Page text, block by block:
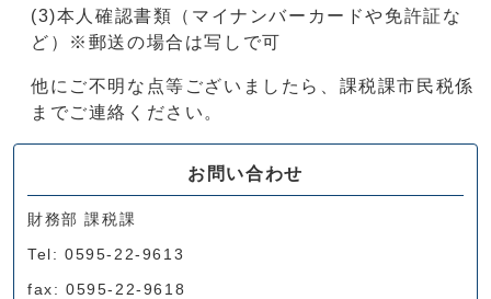
(3)本人確認書類（マイナンバーカードや免許証な
ど）※郵送の場合は写しで可
他にご不明な点等ございましたら、課税課市民税係
までご連絡ください。
お問い合わせ
財務部 課税課
Tel: 0595-22-9613
fax: 0595-22-9618